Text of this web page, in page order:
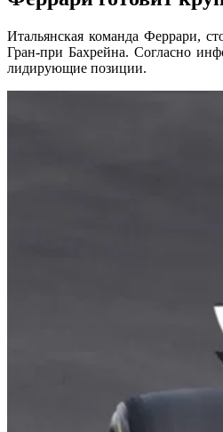
Итальянская команда Феррари,
Гран-при Бахрейна. Согласно
лидирующие позиции.